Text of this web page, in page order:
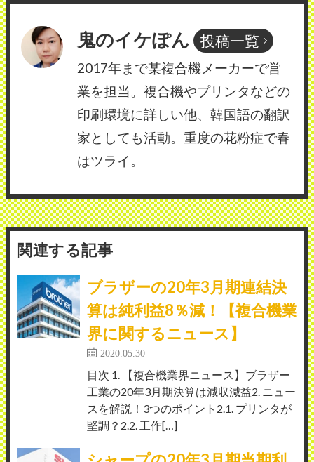
鬼のイケぽん 投稿一覧
2017年まで某複合機メーカーで営
業を担当。複合機やプリンタなどの
印刷環境に詳しい他、韓国語の翻訳
家としても活動。重度の花粉症で春
はツライ。
関連する記事
ブラザーの20年3月期連結決
算は純利益8％減！【複合機業
界に関するニュース】
2020.05.30
目次 1. 【複合機業界ニュース】ブラザー
工業の20年3月期決算は減収減益2. ニュー
スを解説！3つのポイント2.1. プリンタが
堅調？2.2. 工作[…]